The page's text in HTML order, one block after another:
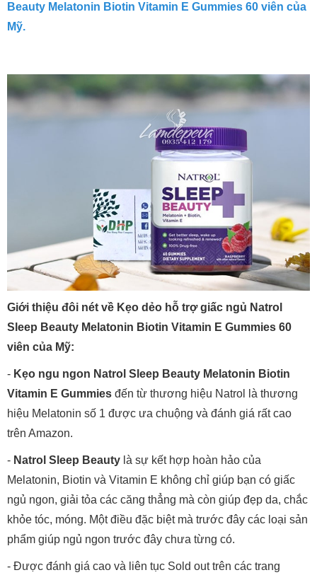
Beauty Melatonin Biotin Vitamin E Gummies 60 viên của
Mỹ.
Giới thiệu đôi nét về Kẹo dẻo hỗ trợ giấc ngủ Natrol
Sleep Beauty Melatonin Biotin Vitamin E Gummies 60
viên của Mỹ:
- Kẹo ngu ngon Natrol Sleep Beauty Melatonin Biotin
Vitamin E Gummies đến từ thương hiệu Natrol là thương
hiệu Melatonin số 1 được ưa chuộng và đánh giá rất cao
trên Amazon.
- Natrol Sleep Beauty là sự kết hợp hoàn hảo của
Melatonin, Biotin và Vitamin E không chỉ giúp bạn có giấc
ngủ ngon, giải tỏa các căng thẳng mà còn giúp đẹp da, chắc
khỏe tóc, móng. Một điều đặc biệt mà trước đây các loại sản
phẩm giúp ngủ ngon trước đây chưa từng có.
- Được đánh giá cao và liên tục Sold out trên các trang